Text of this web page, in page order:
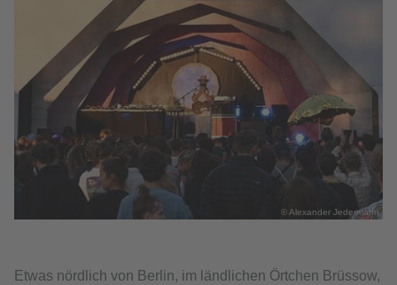
© Alexander Jedermann
Etwas nördlich von Berlin, im ländlichen Örtchen Brüssow,